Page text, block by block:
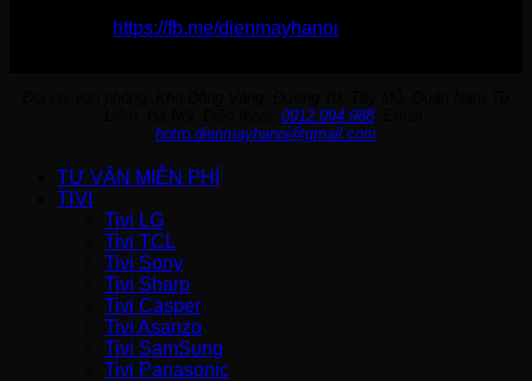
https://fb.me/dienmayhanoi
0912.094.988. Email:
hotro.dienmayhanoi@gmail.com
TƯ VẤN MIỄN PHÍ
TIVI
Tivi LG
Tivi TCL
Tivi Sony
Tivi Sharp
Tivi Casper
Tivi Asanzo
Tivi SamSung
Tivi Panasonic